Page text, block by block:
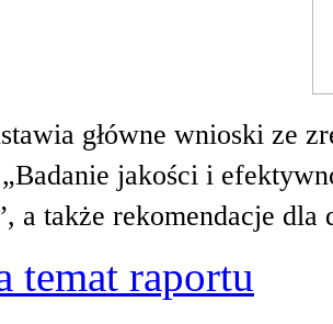
główne wnioski ze
jakości i
a także rekomendacje
temat raportu